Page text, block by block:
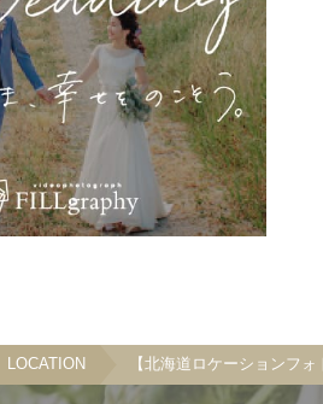
LOCATION 【北海道ロケーションフ